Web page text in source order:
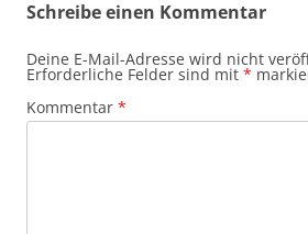
Schreibe einen Kommentar
Deine E-Mail-Adresse wird nicht
Erforderliche Felder sind mit *
Kommentar *